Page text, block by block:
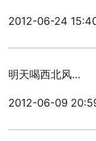
2012-06-24
明天喝西北风…
2012-06-09